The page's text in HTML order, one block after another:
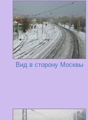
Вид в сторону Москвы